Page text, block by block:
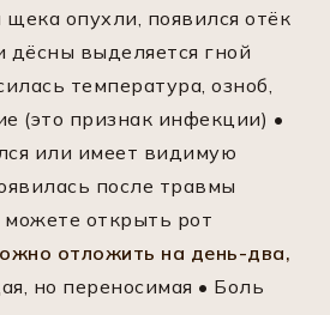
опухли, появился отёк
дёсны выделяется гной
температура, озноб,
(это признак инфекции) •
или имеет видимую
после травмы
открыть рот
отложить на день-два,
но переносимая • Боль